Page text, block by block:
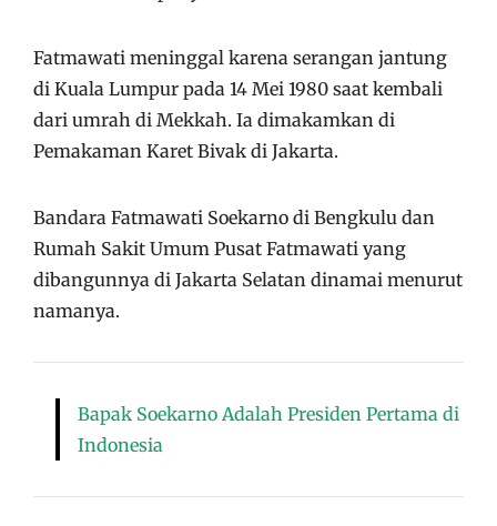
Fatmawati meninggal karena serangan jantung
di Kuala Lumpur pada 14 Mei 1980 saat kembali
dari umrah di Mekkah. Ia dimakamkan di
Pemakaman Karet Bivak di Jakarta.
Bandara Fatmawati Soekarno di Bengkulu dan
Rumah Sakit Umum Pusat Fatmawati yang
dibangunnya di Jakarta Selatan dinamai menurut
namanya.
Bapak Soekarno Adalah Presiden Pertama di
Indonesia